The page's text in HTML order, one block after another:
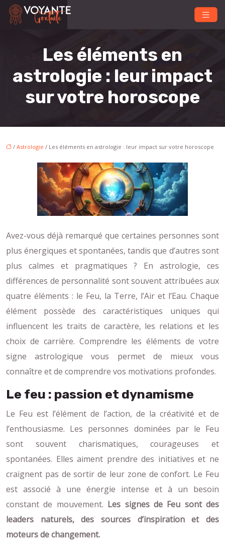
Les éléments en
astrologie : leur impact
sur votre horoscope
/ Astrologie / Les éléments en astrologie : leur impact sur votre horoscope
Avez-vous déjà remarqué que certaines personnes sont
plus énergiques et spontanées, tandis que d’autres sont
plus calmes et pragmatiques ? En astrologie, ces
différences de personnalité sont souvent attribuées aux
quatre éléments : le Feu, la Terre, l’Air et l’Eau. Chaque
élément possède des caractéristiques uniques qui
influencent les traits de caractère, les relations et les
choix de carrière. Comprendre les éléments de votre
signe astrologique vous permet de mieux vous
connaître et de comprendre vos motivations profondes.
Le feu : passion et dynamisme
Le Feu est l’élément de l’action, de la créativité et de
l’enthousiasme. Les personnes dominées par le Feu
sont souvent charismatiques, courageuses et
spontanées. Elles aiment prendre des initiatives et ne
craignent pas de sortir de leur zone de confort. Le Feu
est associé à une énergie intense et à un besoin
constant de mouvement. Les signes de Feu sont des
leaders naturels, des sources d’inspiration et des
moteurs de changement.